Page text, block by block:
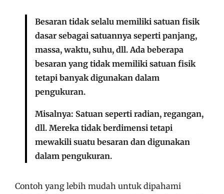
Besaran tidak selalu memiliki satuan fisik
dasar sebagai satuannya seperti panjang,
massa, waktu, suhu, dll. Ada beberapa
besaran yang tidak memiliki satuan fisik
tetapi banyak digunakan dalam
pengukuran.
Misalnya: Satuan seperti radian, regangan,
dll. Mereka tidak berdimensi tetapi
mewakili suatu besaran dan digunakan
dalam pengukuran.
Contoh yang lebih mudah untuk dipahami